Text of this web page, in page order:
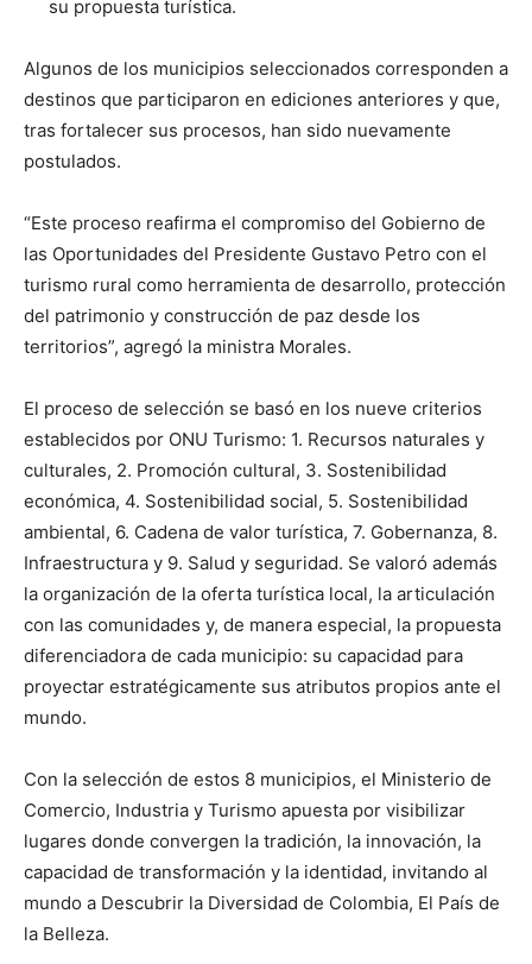
su propuesta turística.
Algunos de los municipios seleccionados corresponden a
destinos que participaron en ediciones anteriores y que,
tras fortalecer sus procesos, han sido nuevamente
postulados.
“Este proceso reafirma el compromiso del Gobierno de
las Oportunidades del Presidente Gustavo Petro con el
turismo rural como herramienta de desarrollo, protección
del patrimonio y construcción de paz desde los
territorios”, agregó la ministra Morales.
El proceso de selección se basó en los nueve criterios
establecidos por ONU Turismo: 1. Recursos naturales y
culturales, 2. Promoción cultural, 3. Sostenibilidad
económica, 4. Sostenibilidad social, 5. Sostenibilidad
ambiental, 6. Cadena de valor turística, 7. Gobernanza, 8.
Infraestructura y 9. Salud y seguridad. Se valoró además
la organización de la oferta turística local, la articulación
con las comunidades y, de manera especial, la propuesta
diferenciadora de cada municipio: su capacidad para
proyectar estratégicamente sus atributos propios ante el
mundo.
Con la selección de estos 8 municipios, el Ministerio de
Comercio, Industria y Turismo apuesta por visibilizar
lugares donde convergen la tradición, la innovación, la
capacidad de transformación y la identidad, invitando al
mundo a Descubrir la Diversidad de Colombia, El País de
la Belleza.